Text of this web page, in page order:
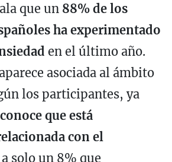
que un 88% de los
ha experimentado
en el último año.
asociada al ámbito
los participantes, ya
que está
con el
solo un 8% que